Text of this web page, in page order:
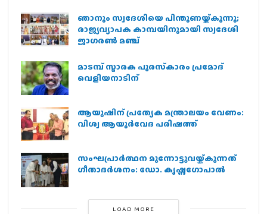
ഞാനും സ്വദേശിയെ പിന്തുണയ്ക്കുന്നു;
രാജ്യവ്യാപക കാമ്പയിനുമായി സ്വദേശി
ജാഗരണ്‍ മഞ്ച്
മാടമ്പ് സ്മാരക പുരസ്‌കാരം പ്രമോദ്
വെളിയനാടിന്
ആയുഷിന് പ്രത്യേക മന്ത്രാലയം വേണം:
വിശ്വ ആയുര്‍വേദ പരിഷത്ത്
സംഘപ്രാര്‍ത്ഥന മുന്നോട്ടുവയ്ക്കുന്നത്
ഗീതാദര്‍ശനം: ഡോ. കൃഷ്ണഗോപാല്‍
LOAD MORE